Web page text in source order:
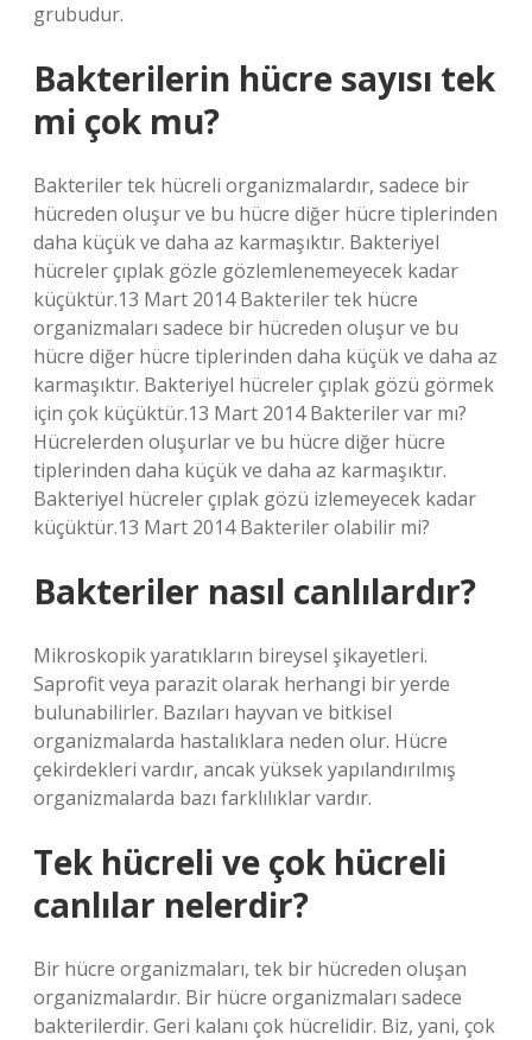
grubudur.
Bakterilerin hücre sayısı tek
mi çok mu?
Bakteriler tek hücreli organizmalardır, sadece bir
hücreden oluşur ve bu hücre diğer hücre tiplerinden
daha küçük ve daha az karmaşıktır. Bakteriyel
hücreler çıplak gözle gözlemlenemeyecek kadar
küçüktür.13 Mart 2014 Bakteriler tek hücre
organizmaları sadece bir hücreden oluşur ve bu
hücre diğer hücre tiplerinden daha küçük ve daha az
karmaşıktır. Bakteriyel hücreler çıplak gözü görmek
için çok küçüktür.13 Mart 2014 Bakteriler var mı?
Hücrelerden oluşurlar ve bu hücre diğer hücre
tiplerinden daha küçük ve daha az karmaşıktır.
Bakteriyel hücreler çıplak gözü izlemeyecek kadar
küçüktür.13 Mart 2014 Bakteriler olabilir mi?
Bakteriler nasıl canlılardır?
Mikroskopik yaratıkların bireysel şikayetleri.
Saprofit veya parazit olarak herhangi bir yerde
bulunabilirler. Bazıları hayvan ve bitkisel
organizmalarda hastalıklara neden olur. Hücre
çekirdekleri vardır, ancak yüksek yapılandırılmış
organizmalarda bazı farklılıklar vardır.
Tek hücreli ve çok hücreli
canlılar nelerdir?
Bir hücre organizmaları, tek bir hücreden oluşan
organizmalardır. Bir hücre organizmaları sadece
bakterilerdir. Geri kalanı çok hücrelidir. Biz, yani, çok